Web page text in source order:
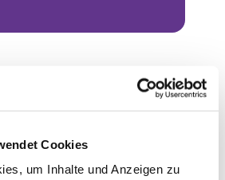
Cookies
um Inhalte und Anzeigen zu